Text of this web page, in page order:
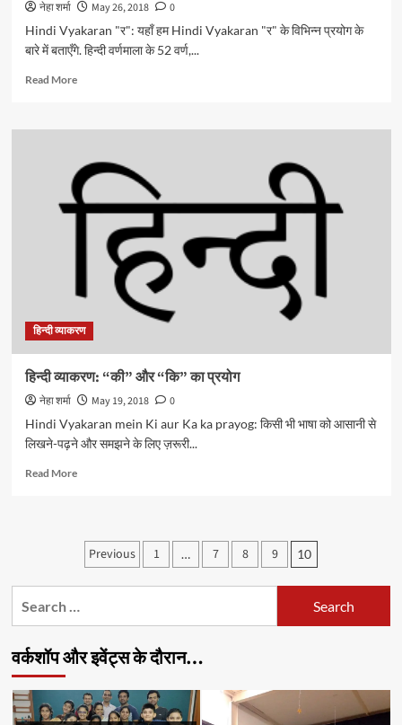
नेहा शर्मा May 26, 2018
0
Hindi Vyakaran "र": यहाँ हम Hindi Vyakaran "र" के विभिन्न प्रयोग के
बारे में बताएँगे. हिन्दी वर्णमाला के 52 वर्ण,...
Read MoreRead
हिन्दी
“र”
के
विभिन्न
रूप
हिन्दी व्याकरण
हिन्दी व्याकरण: “की” और “कि” का प्रयोग
नेहा शर्मा May 19, 2018
0
Hindi Vyakaran mein Ki aur Ka ka prayog: किसी भी भाषा को आसानी से
लिखने-पढ़ने और समझने के लिए ज़रूरी...
Read MoreRead
व्याकरण:
“की”
“कि”
का
प्रयोग
Posts
pagination
Previous 1 … 7 8 9 10
वर्कशॉप और इवेंट्स के दौरान…